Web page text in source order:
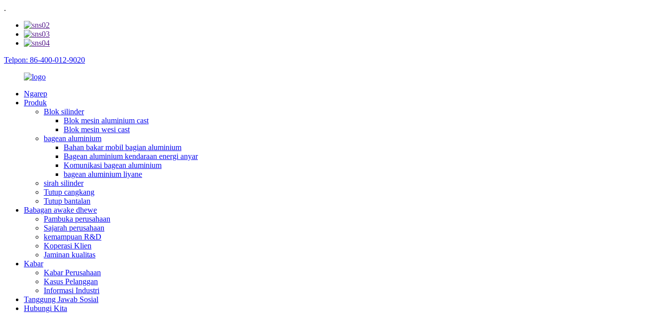
.
Telpon: 86-400-012-9020
Ngarep
Produk
Blok silinder
Blok mesin aluminium cast
Blok mesin wesi cast
bagean aluminium
Bahan bakar mobil bagian aluminium
Bagean aluminium kendaraan energi anyar
Komunikasi bagean aluminium
bagean aluminium liyane
sirah silinder
Tutup cangkang
Tutup bantalan
Babagan awake dhewe
Pambuka perusahaan
Sajarah perusahaan
kemampuan R&D
Koperasi Klien
Jaminan kualitas
Kabar
Kabar Perusahaan
Kasus Pelanggan
Informasi Industri
Tanggung Jawab Sosial
Hubungi Kita